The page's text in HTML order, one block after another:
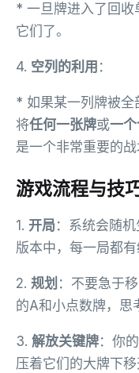
* 一旦牌进入了回收
它们了。
4. 空列的利用 ：
* 如果某一列牌被全
将任何一张牌或一
是一个非常重要的战
游戏流程与技
1. 开局：系统会随
版本中，每一局都有
2. 规划 ：不要急于
的A和小点数牌，思
3. 解放关键牌：你
压着它们的大牌下